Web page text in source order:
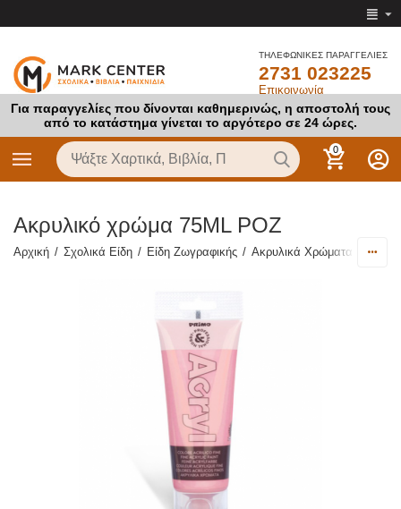
ΤΗΛΕΦΩΝΙΚΕΣ ΠΑΡΑΓΓΕΛΙΕΣ
2731 023225
Επικοινωνία
Για παραγγελίες που δίνονται καθημερινώς, η αποστολή τους
από το κατάστημα γίνεται το αργότερο σε 24 ώρες.
0
Ακρυλικό χρώμα 75ML ΡΟΖ
Αρχική / Σχολικά Είδη / Είδη Ζωγραφικής / Ακρυλικά Χρώματα